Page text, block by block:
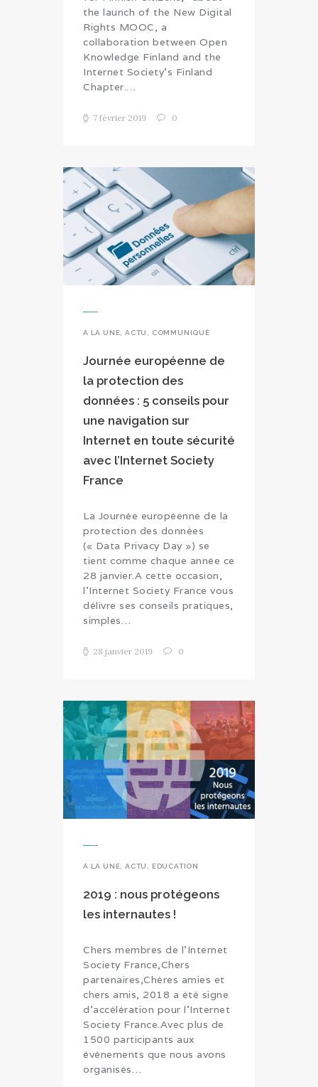
the launch of the New Digital
Rights MOOC, a
collaboration between Open
Knowledge Finland and the
Internet Society’s Finland
Chapter.…
7 février 2019 0
A LA UNE ,ACTU COMMUNIQUÉ
Journée européenne de
la protection des
données : 5 conseils pour
une navigation sur
Internet en toute sécurité
avec l’Internet Society
France
La Journée européenne de la
protection des données
(« Data Privacy Day ») se
tient comme chaque année ce
28 janvier.A cette occasion,
l’Internet Society France vous
délivre ses conseils pratiques,
simples…
28 janvier 2019 0
A LA UNE ,ACTU EDUCATION
2019 : nous protégeons
les internautes !
Chers membres de l’Internet
Society France,Chers
partenaires,Chères amies et
chers amis, 2018 a été signe
d’accélération pour l’Internet
Society France.Avec plus de
1500 participants aux
événements que nous avons
organisés…